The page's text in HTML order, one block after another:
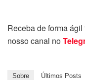
Receba de forma
nosso canal no
Sobre Últimos Posts